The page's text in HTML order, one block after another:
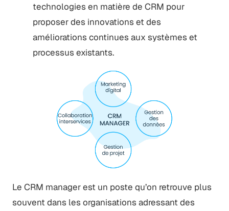
technologies en matière de CRM pour
proposer des innovations et des
améliorations continues aux systèmes et
processus existants.
Le CRM manager est un poste qu’on retrouve plus
souvent dans les organisations adressant des